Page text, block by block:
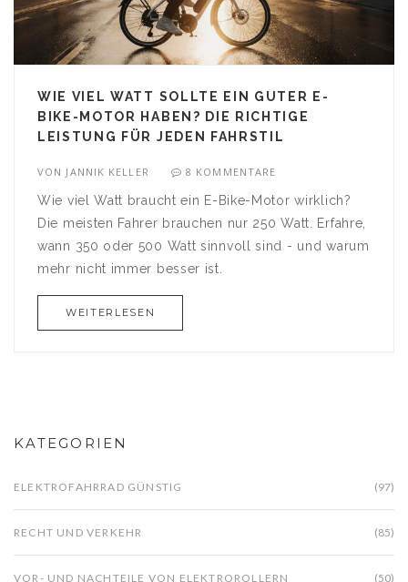
WIE VIEL WATT SOLLTE EIN GUTER E-
BIKE-MOTOR HABEN? DIE RICHTIGE
LEISTUNG FÜR JEDEN FAHRSTIL
VON JANNIK KELLER 8 KOMMENTARE
Wie viel Watt braucht ein E-Bike-Motor wirklich?
Die meisten Fahrer brauchen nur 250 Watt. Erfahre,
wann 350 oder 500 Watt sinnvoll sind - und warum
mehr nicht immer besser ist.
WEITERLESEN
KATEGORIEN
ELEKTROFAHRRAD GÜNSTIG (97)
RECHT UND VERKEHR (85)
VOR- UND NACHTEILE VON ELEKTROROLLERN (50)